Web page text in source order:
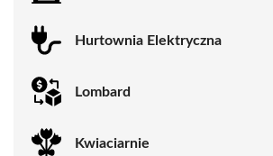
Hurtownia Elektryczna
Lombard
Kwiaciarnie